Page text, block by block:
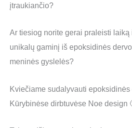
įtraukiančio?
Ar tiesiog norite gerai praleisti laiką
unikalų gaminį iš epoksidinės
meninės gyslelės?
Kviečiame sudalyvauti
Kūrybinėse dirbtuvėse Noe design